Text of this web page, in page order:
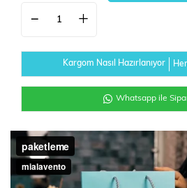
Kargom Nasıl Hazırlanıyor
Whatsapp ile